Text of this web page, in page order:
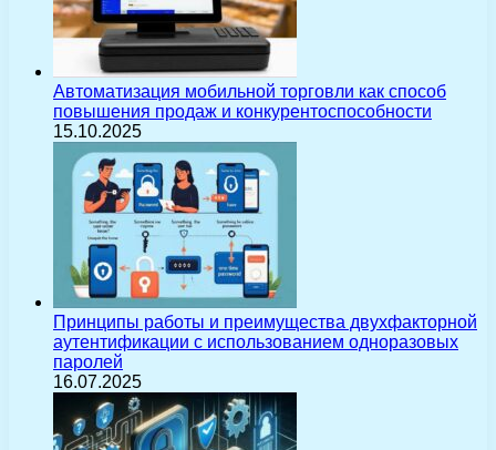
Автоматизация мобильной торговли как способ
повышения продаж и конкурентоспособности
15.10.2025
Принципы работы и преимущества двухфакторной
аутентификации с использованием одноразовых
паролей
16.07.2025